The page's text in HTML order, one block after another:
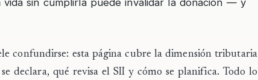
sin cumplirla puede invalidar la donación — y
confundirse: esta página cubre ladimensión tributaria
declara, qué revisa el SII y cómo se planifica. Todo lo